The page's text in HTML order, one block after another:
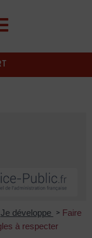
Je développe > Faire
à respecter